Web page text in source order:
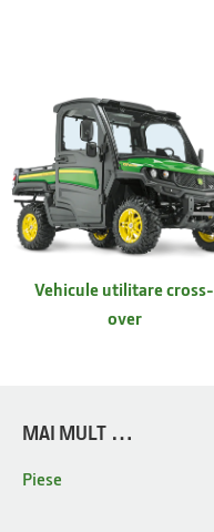
Vehicule utilitare cross-
over
MAI MULT …
Piese